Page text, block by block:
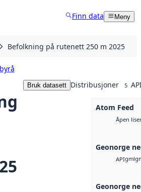
Finn data Meny
Befolkning på rutenett 250 m 2025
Bruk datasett Distribusjoner 5
Atom Feed
Åpen
Geonorge
APIgml
Geonorge